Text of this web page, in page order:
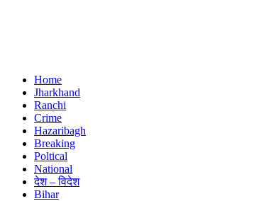
Home
Jharkhand
Ranchi
Crime
Hazaribagh
Breaking
Poltical
National
देश – विदेश
Bihar